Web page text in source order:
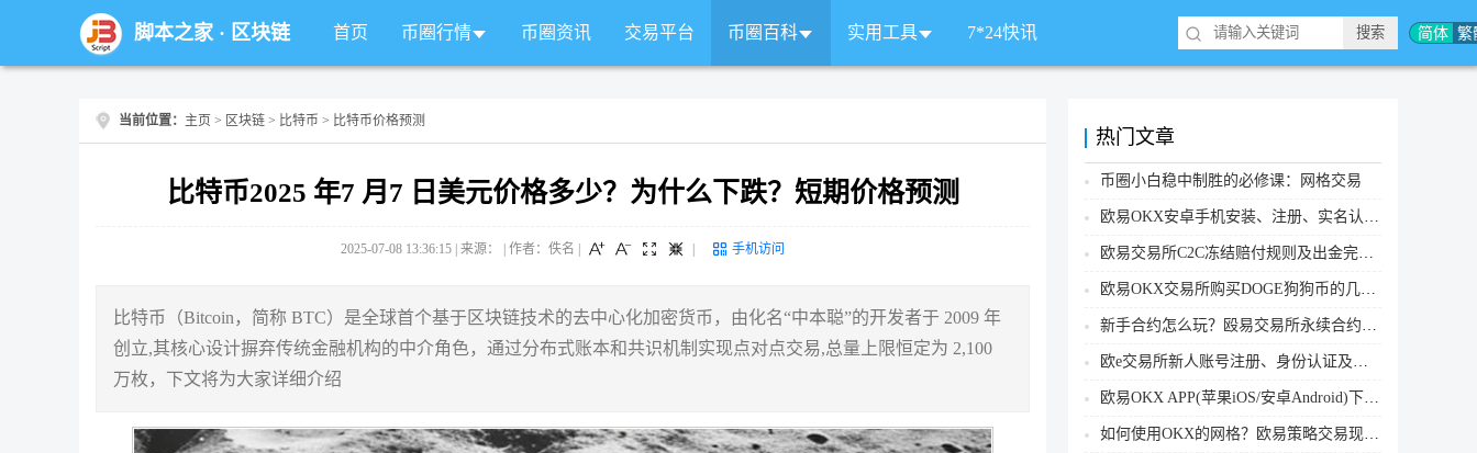
简体 繁
脚本之家· 区块链 首页 币圈行情 币圈资讯 交易平台 币圈百科 实用工具 7*24快讯
当前位置： 主页 > 区块链 > 比特币 > 比特币价格预测
比特币2025 年7 月7 日美元价格多少？为什么下跌？短期价格预测
2025-07-08 13:36:15 | 来源： | 作者：佚名 手机访问
比特币（Bitcoin，简称 BTC）是全球首个基于区块链技术的去中心化加密货币，由化名“中本聪”的开发者于 2009 年
创立,其核心设计摒弃传统金融机构的中介角色，通过分布式账本和共识机制实现点对点交易,总量上限恒定为 2,100
万枚，下文将为大家详细介绍
热门文章
币圈小白稳中制胜的必修课：网格交易
欧易OKX安卓手机安装、注册、实名认证、买币转账新手实操教程
欧易交易所C2C冻结赔付规则及出金完整流程
欧易OKX交易所购买DOGE狗狗币的几个方式汇总
新手合约怎么玩？殴易交易所永续合约操作步骤教程(APP/Web端)
欧e交易所新人账号注册、身份认证及安全设置教程
欧易OKX APP(苹果iOS/安卓Android)下载图文教程
如何使用OKX的网格？欧易策略交易现货网格新手操作流程